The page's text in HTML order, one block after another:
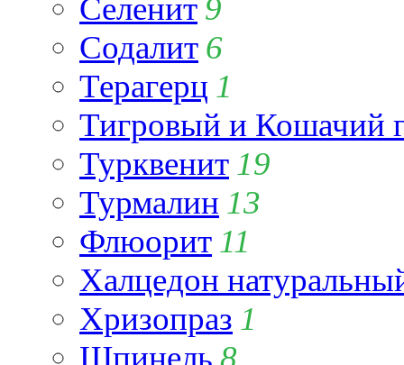
Селенит 9
Содалит 6
Терагерц 1
Тигровый и Кошачий
Турквенит 19
Турмалин 13
Флюорит 11
Халцедон
Хризопраз 1
Шпинель 8